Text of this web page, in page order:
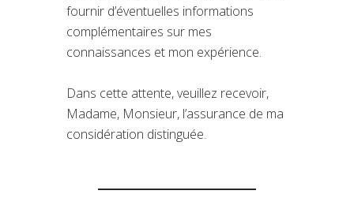
fournir d’éventuelles informations
complémentaires sur mes
connaissances et mon expérience.
Dans cette attente, veuillez recevoir,
Madame, Monsieur, l’assurance de ma
considération distinguée.